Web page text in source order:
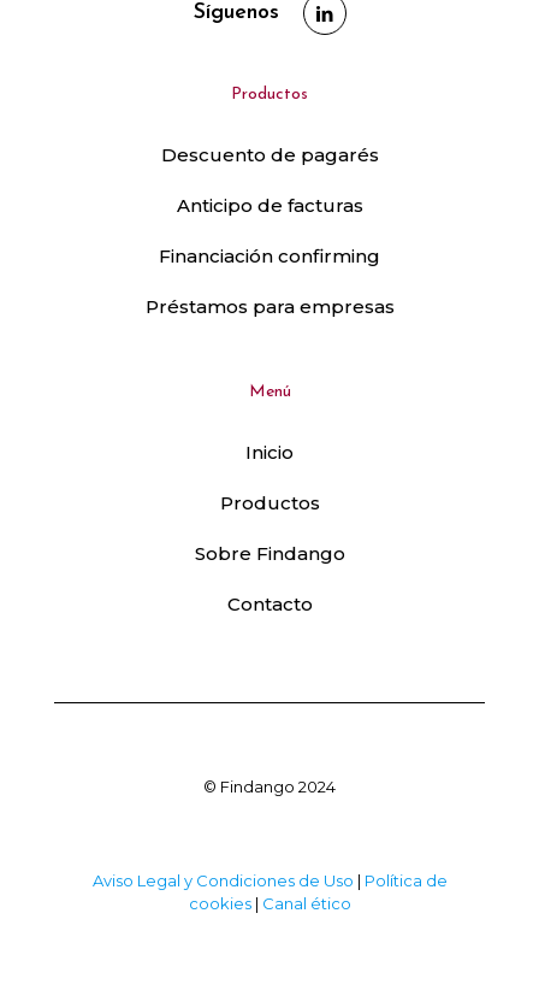
Síguenos
Productos
Descuento de pagarés
Anticipo de facturas
Financiación confirming
Préstamos para empresas
Menú
Inicio
Productos
Sobre Findango
Contacto
© Findango 2024
Aviso Legal y Condiciones de Uso | Política de
cookies| Canal ético